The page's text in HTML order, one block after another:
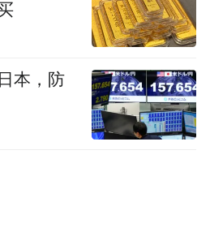
本，防